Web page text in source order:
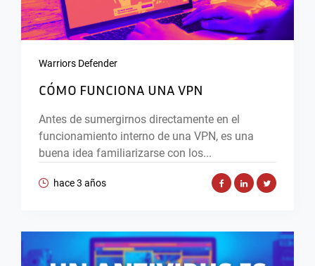
Warriors Defender
CÓMO FUNCIONA UNA VPN
Antes de sumergirnos directamente en el
funcionamiento interno de una VPN, es una
buena idea familiarizarse con los...
hace 3 años